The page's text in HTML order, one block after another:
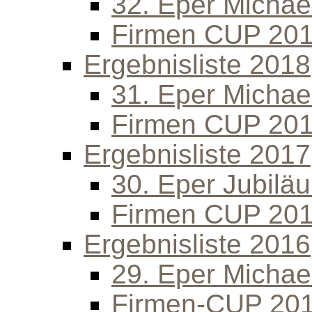
Firmen CUP
Ergebnisliste 2018
31. Eper
Firmen CUP
Ergebnisliste 2017
30. Eper
Firmen CUP
Ergebnisliste 2016
29. Eper
Firmen-CUP